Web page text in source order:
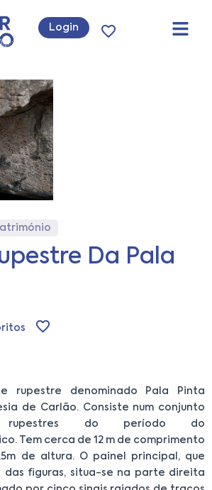
Login
Da Pala
rupestre denominado Pala Pinta
de Carlão. Consiste num conjunto
do período do
Tem cerca de 12 m de comprimento
de altura. O painel principal, que
das figuras, situa-se na parte direita